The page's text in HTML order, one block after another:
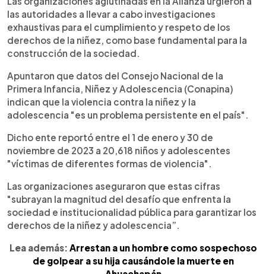
las autoridades a llevar a cabo investigaciones
exhaustivas para el cumplimiento y respeto de los
derechos de la niñez, como base fundamental para la
construcción de la sociedad.
Apuntaron que datos del Consejo Nacional de la
Primera Infancia, Niñez y Adolescencia (Conapina)
indican que la violencia contra la niñez y la
adolescencia "es un problema persistente en el país".
Dicho ente reportó entre el 1 de enero y 30 de
noviembre de 2023 a 20,618 niños y adolescentes
"víctimas de diferentes formas de violencia".
Las organizaciones aseguraron que estas cifras
"subrayan la magnitud del desafío que enfrenta la
sociedad e institucionalidad pública para garantizar los
derechos de la niñez y adolescencia”.
Lea además: Arrestan a un hombre como sospechoso
de golpear a su hija causándole la muerte en